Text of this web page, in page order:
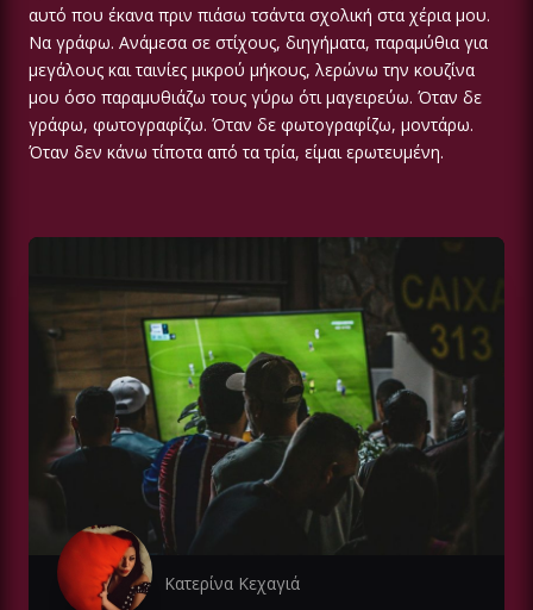
αυτό που έκανα πριν πιάσω τσάντα σχολική στα χέρια μου.
Να γράφω. Ανάμεσα σε στίχους, διηγήματα, παραμύθια για
μεγάλους και ταινίες μικρού μήκους, λερώνω την κουζίνα
μου όσο παραμυθιάζω τους γύρω ότι μαγειρεύω. Όταν δε
γράφω, φωτογραφίζω. Όταν δε φωτογραφίζω, μοντάρω.
Όταν δεν κάνω τίποτα από τα τρία, είμαι ερωτευμένη.
Κατερίνα Κεχαγιά